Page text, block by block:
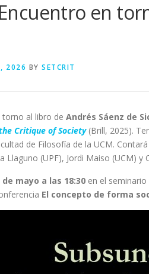
en
2026 BY SETCRIT
torno al libro de Andrés Sáenz de
Critique of Society(Brill, 2025).
de Filosofía de la UCM.
Llaguno (UPF), Jordi Maiso (UCM) y
de mayo a las 18:30 en el seminario
El concepto de forma